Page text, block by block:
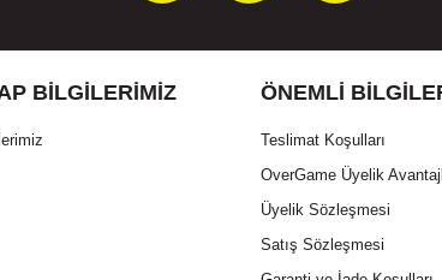
BILGILERIMIZ ÖNEMLI
Teslimat Koşulları
OverGame Üyelik
Üyelik Sözleşmesi
Satış Sözleşmesi